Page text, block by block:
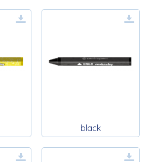
black